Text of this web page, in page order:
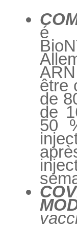
é
être
de
de
50